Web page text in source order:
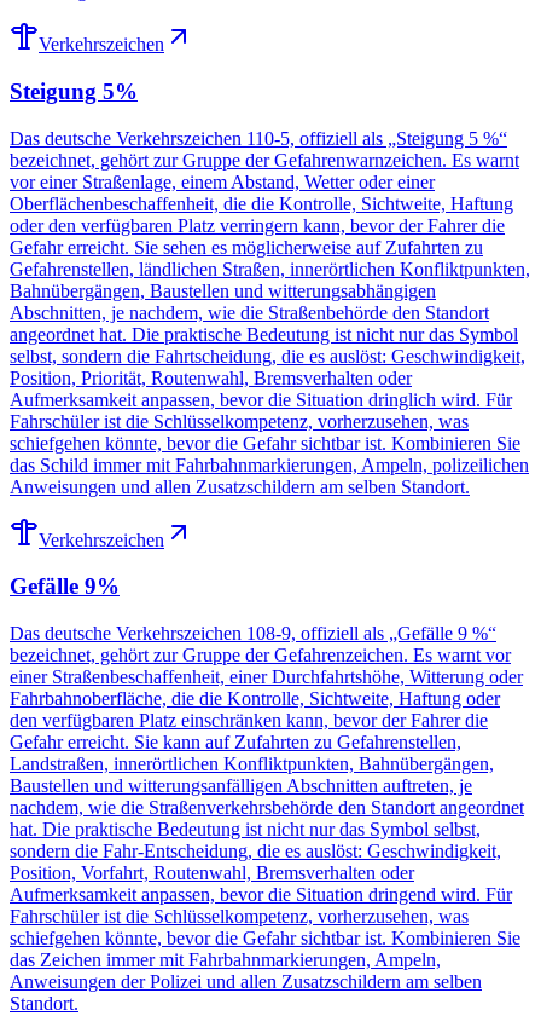
Verkehrszeichen
Steigung 5%
Das deutsche Verkehrszeichen 110-5, offiziell als „Steigung 5 %“
bezeichnet, gehört zur Gruppe der Gefahrenwarnzeichen. Es warnt
vor einer Straßenlage, einem Abstand, Wetter oder einer
Oberflächenbeschaffenheit, die die Kontrolle, Sichtweite, Haftung
oder den verfügbaren Platz verringern kann, bevor der Fahrer die
Gefahr erreicht. Sie sehen es möglicherweise auf Zufahrten zu
Gefahrenstellen, ländlichen Straßen, innerörtlichen Konfliktpunkten,
Bahnübergängen, Baustellen und witterungsabhängigen
Abschnitten, je nachdem, wie die Straßenbehörde den Standort
angeordnet hat. Die praktische Bedeutung ist nicht nur das Symbol
selbst, sondern die Fahrtscheidung, die es auslöst: Geschwindigkeit,
Position, Priorität, Routenwahl, Bremsverhalten oder
Aufmerksamkeit anpassen, bevor die Situation dringlich wird. Für
Fahrschüler ist die Schlüsselkompetenz, vorherzusehen, was
schiefgehen könnte, bevor die Gefahr sichtbar ist. Kombinieren Sie
das Schild immer mit Fahrbahnmarkierungen, Ampeln, polizeilichen
Anweisungen und allen Zusatzschildern am selben Standort.
Verkehrszeichen
Gefälle 9%
Das deutsche Verkehrszeichen 108-9, offiziell als „Gefälle 9 %“
bezeichnet, gehört zur Gruppe der Gefahrenzeichen. Es warnt vor
einer Straßenbeschaffenheit, einer Durchfahrtshöhe, Witterung oder
Fahrbahnoberfläche, die die Kontrolle, Sichtweite, Haftung oder
den verfügbaren Platz einschränken kann, bevor der Fahrer die
Gefahr erreicht. Sie kann auf Zufahrten zu Gefahrenstellen,
Landstraßen, innerörtlichen Konfliktpunkten, Bahnübergängen,
Baustellen und witterungsanfälligen Abschnitten auftreten, je
nachdem, wie die Straßenverkehrsbehörde den Standort angeordnet
hat. Die praktische Bedeutung ist nicht nur das Symbol selbst,
sondern die Fahr-Entscheidung, die es auslöst: Geschwindigkeit,
Position, Vorfahrt, Routenwahl, Bremsverhalten oder
Aufmerksamkeit anpassen, bevor die Situation dringend wird. Für
Fahrschüler ist die Schlüsselkompetenz, vorherzusehen, was
schiefgehen könnte, bevor die Gefahr sichtbar ist. Kombinieren Sie
das Zeichen immer mit Fahrbahnmarkierungen, Ampeln,
Anweisungen der Polizei und allen Zusatzschildern am selben
Standort.